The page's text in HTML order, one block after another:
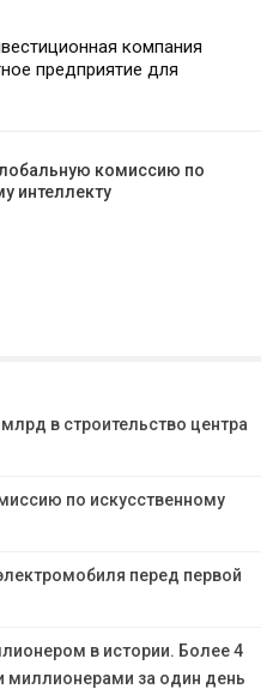
компания
предприятие для
комиссию по
интеллекту
в строительство центра
по искусственному
перед первой
в истории. Более 4
миллионерами за один день